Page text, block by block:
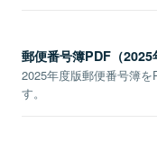
郵便番号簿PDF（2025
2025年度版郵便番号簿
す。